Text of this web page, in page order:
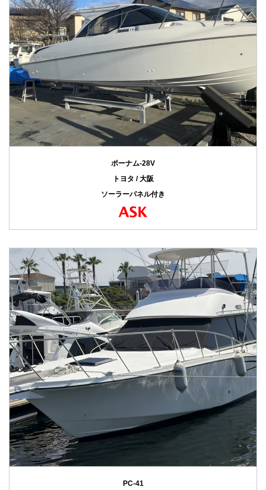
ポーナム-28V
トヨタ / 大阪
ソーラーパネル付き
PC-41